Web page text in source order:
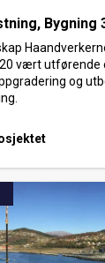
Bygning
vært utførende
og